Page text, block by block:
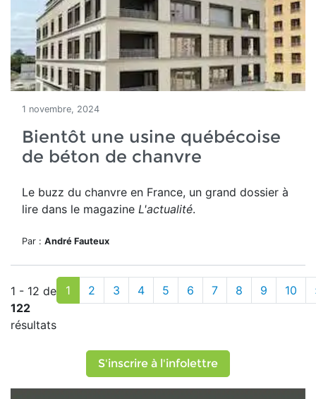
1 novembre, 2024
Bientôt une usine québécoise
de béton de chanvre
Le buzz du chanvre en France, un grand dossier à
lire dans le magazine L'actualité.
Par : André Fauteux
1 - 12 de
122
résultats
1 2 3 4 5 6 7 8 9 10
S'inscrire à l'infolettre